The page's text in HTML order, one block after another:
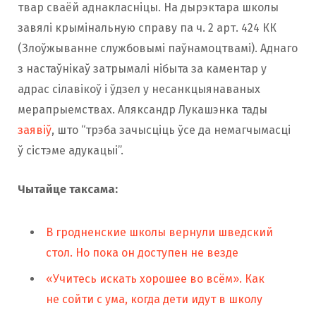
твар сваёй аднакласніцы. На дырэктара школы
завялі крымінальную справу па ч. 2 арт. 424 КК
(Злоўжыванне службовымі паўнамоцтвамі). Аднаго
з настаўнікаў затрымалі нібыта за каментар у
адрас сілавікоў і ўдзел у несанкцыянаваных
мерапрыемствах. Аляксандр Лукашэнка тады
заявіў, што “трэба зачысціць ўсе да немагчымасці
ў сістэме адукацыі”.
Чытайце таксама:
В гродненские школы вернули шведский
стол. Но пока он доступен не везде
«Учитесь искать хорошее во всём». Как
не сойти с ума, когда дети идут в школу